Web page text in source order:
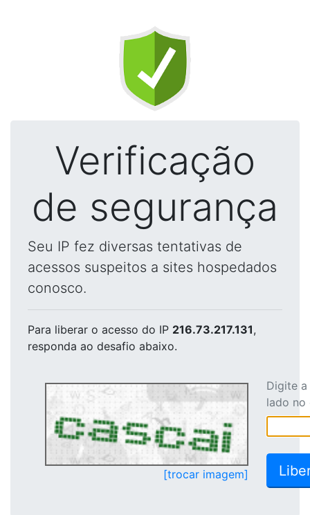
Verificação
de segurança
Seu IP fez diversas tentativas de
acessos suspeitos a sites hospedados
conosco.
Para liberar o acesso do IP 216.73.217.131,
responda ao desafio abaixo.
[trocar imagem]
Digite
lado no